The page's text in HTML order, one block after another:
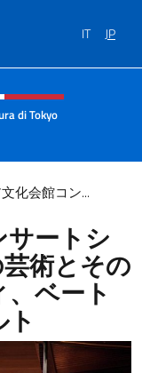
IT JP
of site
di Tokyo
化会館コン...
ートシ
術とその
ベート